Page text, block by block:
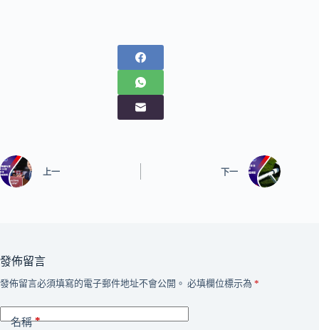
上一 下一
發佈留言
發佈留言必須填寫的電子郵件地址不會公開。 必填欄位標示為 *
名稱*